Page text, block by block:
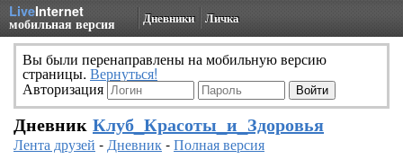
LiveInternet
мобильная версия Дневники Личка
Вы были перенаправлены на мобильную версию
страницы. Вернуться!
Авторизация
Дневник Клуб_Красоты_и_Здоровья
Лента друзей -Дневник-Полная версия